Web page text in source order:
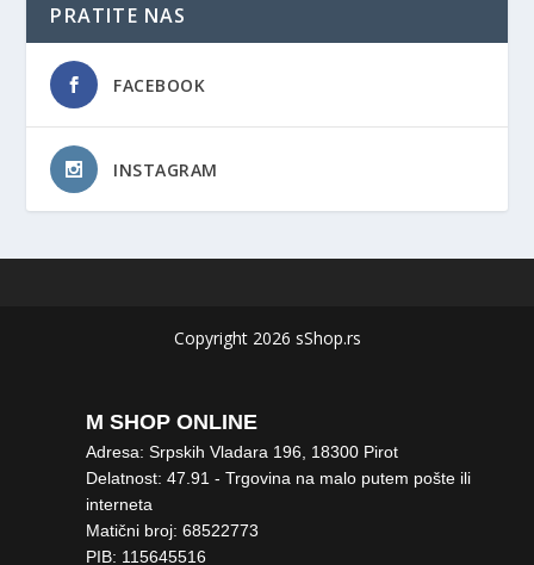
PRATITE NAS
FACEBOOK
INSTAGRAM
Copyright 2026 sShop.rs
M SHOP ONLINE
Adresa: Srpskih Vladara 196, 18300 Pirot
Delatnost: 47.91 - Trgovina na malo putem pošte ili
interneta
Matični broj: 68522773
PIB: 115645516